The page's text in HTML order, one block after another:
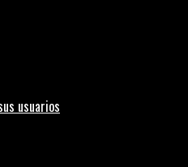
usuarios